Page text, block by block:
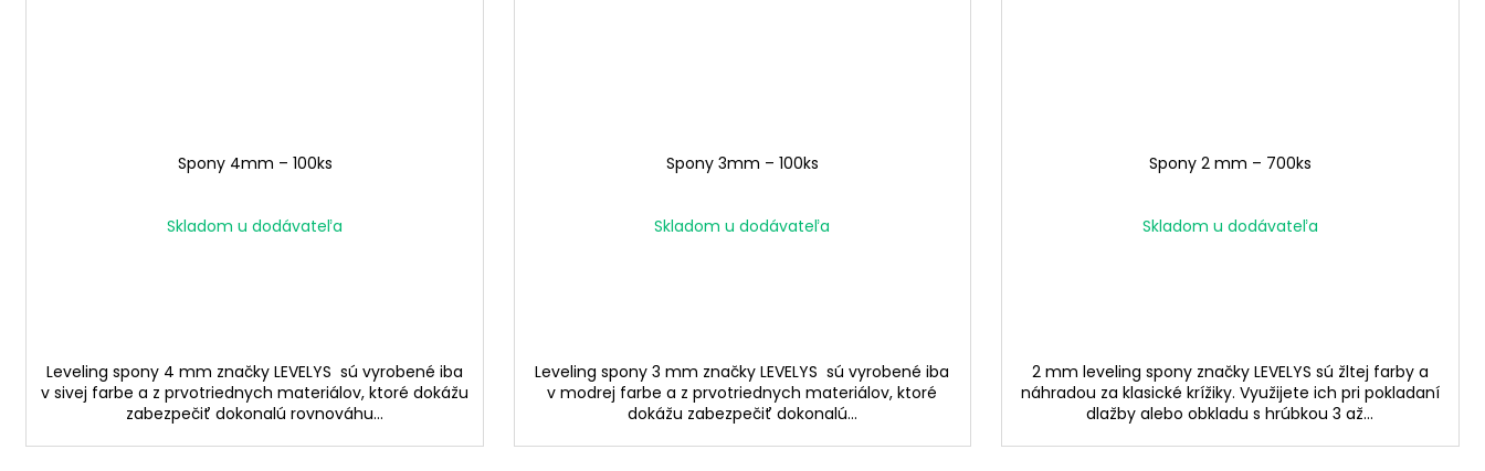
Spony 4mm – 100ks
Skladom u dodávateľa
Leveling spony 4 mm značky LEVELYS sú vyrobené iba
v sivej farbe a z prvotriednych materiálov, ktoré dokážu
zabezpečiť dokonalú rovnováhu...
Spony 3mm – 100ks
Skladom u dodávateľa
Leveling spony 3 mm značky LEVELYS sú vyrobené iba
v modrej farbe a z prvotriednych materiálov, ktoré
dokážu zabezpečiť dokonalú...
Spony 2 mm – 700ks
Skladom u dodávateľa
2 mm leveling spony značky LEVELYS sú žltej farby a
náhradou za klasické krížiky. Využijete ich pri pokladaní
dlažby alebo obkladu s hrúbkou 3 až...